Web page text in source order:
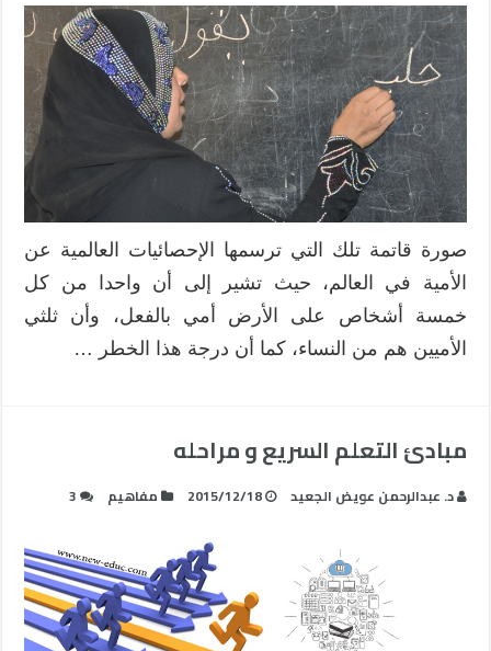
صورة قاتمة تلك التي ترسمها الإحصائيات العالمية عن
الأمية في العالم، حيث تشير إلى أن واحدا من كل
خمسة أشخاص على الأرض أمي بالفعل، وأن ثلثي
الأميين هم من النساء، كما أن درجة هذا الخطر …
مبادئ التعلم السريع و مراحله
د. عبدالرحمن عويض الجعيد 2015/12/18 مفاهيم 3